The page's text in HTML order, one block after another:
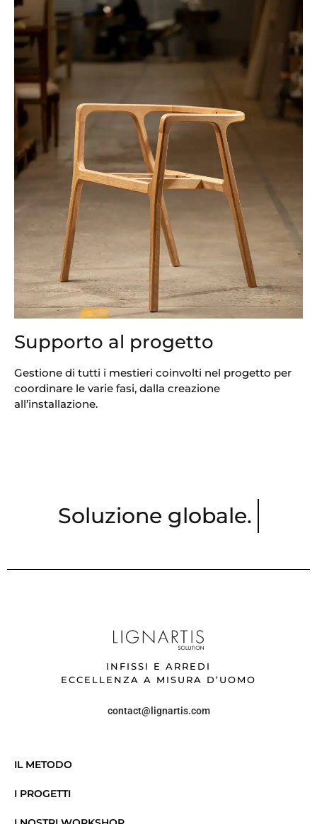
Supporto al progetto
Gestione di tutti i mestieri coinvolti nel progetto per
coordinare le varie fasi, dalla creazione
all’installazione.
Soluzione
INFISSI E ARREDI
ECCELLENZA A MISURA D’UOMO
contact@lignartis.com
IL METODO
I PROGETTI